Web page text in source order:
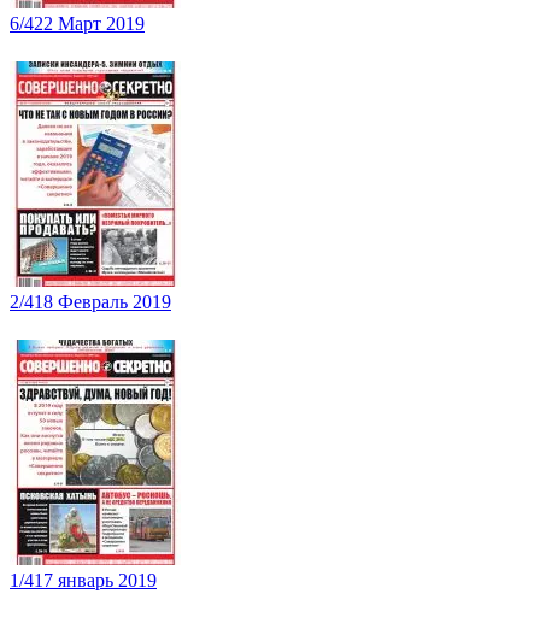
6/422 Март 2019
2/418 Февраль 2019
1/417 январь 2019